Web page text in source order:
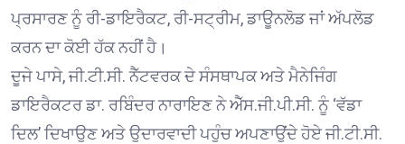
ਪ੍ਰਸਾਰਣ ਨੂੰ ਰੀ-ਡਾਇਰੈਕਟ, ਰੀ-ਸਟ੍ਰੀਮ, ਡਾਊਨਲੋਡ ਜਾਂ ਅੱਪਲੋਡ
ਕਰਨ ਦਾ ਕੋਈ ਹੱਕ ਨਹੀਂ ਹੈ।
ਦੂਜੇ ਪਾਸੇ, ਜੀ.ਟੀ.ਸੀ. ਨੈੱਟਵਰਕ ਦੇ ਸੰਸਥਾਪਕ ਅਤੇ ਮੈਨੇਜਿੰਗ
ਡਾਇਰੈਕਟਰ ਡਾ. ਰਬਿੰਦਰ ਨਾਰਾਇਣ ਨੇ ਐੱਸ.ਜੀ.ਪੀ.ਸੀ. ਨੂੰ ‘ਵੱਡਾ
ਦਿਲ’ ਦਿਖਾਉਣ ਅਤੇ ਉਦਾਰਵਾਦੀ ਪਹੁੰਚ ਅਪਣਾਉਂਦੇ ਹੋਏ ਜੀ.ਟੀ.ਸੀ.